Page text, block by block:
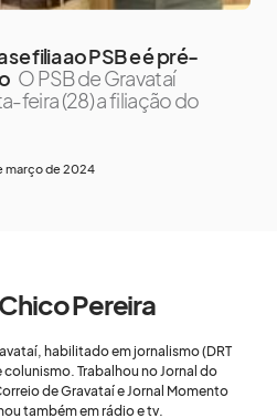
se filia ao PSB e é pré-
O PSB de Gravataí
feira (28) a filiação do
março de 2024
Pereira
habilitado em jornalismo (DRT
Trabalhou no Jornal do
de Gravataí e Jornal Momento
também em rádio e tv.